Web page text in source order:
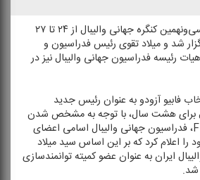
به گزارش رادیو ورزش؛ سی‌ونهمین كنگره جهانی والیبال از ۲۴ تا ۲۷
شد و میلاد تقوی رئیس فدراسیون و
رئیسه فدراسیون جهانی والیبال نیز در
فابیو آزودو به عنوان رئیس جدید
برای هشت سال، با توجه به مشخص شدن
كادر مدیریتی جدید FIVB، فدراسیون جهانی والیبال اسامی اعضای
اعلام كرد كه بر این اساس سید میلاد
ایران به عنوان عضو كمیته توانمندسازی
شد.